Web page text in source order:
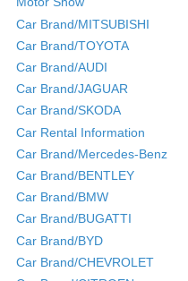
Car Brand/MITSUBISHI
Car Brand/TOYOTA
Car Brand/AUDI
Car Brand/JAGUAR
Car Brand/SKODA
Car Rental Information
Car Brand/Mercedes-Benz
Car Brand/BENTLEY
Car Brand/BMW
Car Brand/BUGATTI
Car Brand/BYD
Car Brand/CHEVROLET